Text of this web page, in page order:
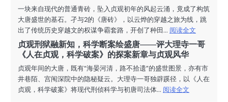
一块来自现代的普通青砖，坠入贞观初年的风起云涌，竟成了构筑
大唐盛世的基石。孑与2的《唐砖》，以云烨的穿越之旅为线，跳
出了传统历史穿越文的权谋争霸套路，开创了种田... 阅读全文
贞观刑狱融新知，科学断案绘盛唐——评大理寺一哥
《人在贞观，科学破案》的探案新章与贞观风华
贞观年间的大唐，既有“海晏河清，路不拾遗”的盛世图景，亦有市
井巷陌、宫闱深院中的隐秘疑云。大理寺一哥独辟蹊径，以《人在
贞观，科学破案》将现代刑侦科学与初唐司法体... 阅读全文